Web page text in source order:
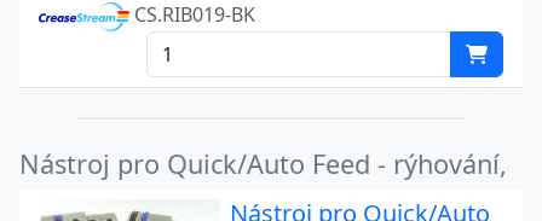
CS.RIB019-BK
Nástroj pro Quick/Auto Feed - rýhování,
Nástroj pro Quick/Auto